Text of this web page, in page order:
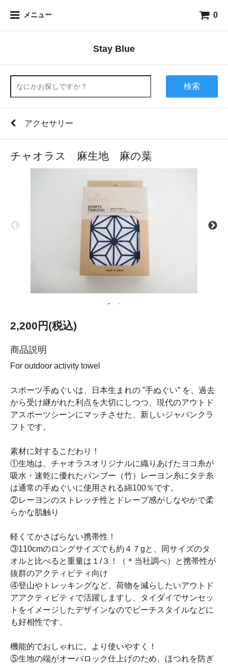
メニュー 0
Stay Blue
検索
アクセサリー
チャオラス 麻生地 麻の葉
2,200円(税込)
商品説明
For outdoor activity towel
スポーツ手ぬぐいは、日本生まれの ”手ぬぐい” を、過去
から受け継がれた利点を大切にしつつ、現代のアウトド
アスポーツシーンにマッチさせた、新しいジャパンクラ
フトです。
素材に対するこだわり！
①生地は、チャオラスオリジナルに織りあげたヨコ糸が
吸水・速乾に優れたバンブー（竹）レーヨン糸にタテ糸
は通常の手ぬぐいに使用される綿100％です。
②レーヨンのストレッチ性とドレープ感がしなやかで柔
らかな肌触り
軽くてかさばらない携帯性！
③110cmのロングサイズでも約４７gと、同サイズのタ
オルと比べると重量は１/３！（＊当社調べ）と携帯性が
抜群のアクティビティ向け
④登山やトレッキングなど、荷物を減らしたいアウトド
アアクティビティで活躍しますし、タイダイでサンセッ
トをイメージしたデザインなのでビーチスタイルなどに
も好相性です。
機能的でおしゃれに。より使いやすく！
⑤生地の端がオーバロック仕上げのため、ほつれを防ぎ